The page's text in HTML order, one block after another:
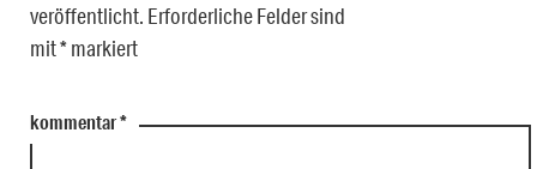
veröffentlicht. Erforderliche Felder sind
mit*markiert
kommentar*